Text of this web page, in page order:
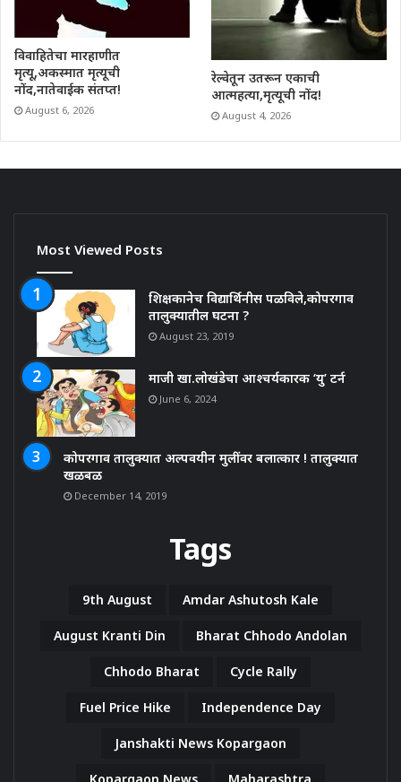
विवाहितेचा मारहाणीत
मृत्यू,अकस्मात मृत्यूची
नोंद,नातेवाईक संतप्त!
August 6, 2026
रेल्वेतून उतरून एकाची
आत्महत्या,मृत्यूची नोंद!
August 4, 2026
Most Viewed Posts
शिक्षकानेच विद्यार्थिनीस पळविले,कोपरगाव
तालुक्यातील घटना ?
August 23, 2019
माजी खा.लोखंडेचा आश्चर्यकारक ‘यु’ टर्न
June 6, 2024
कोपरगाव तालुक्यात अल्पवयीन मुलींवर बलात्कार ! तालुक्यात
खळबळ
December 14, 2019
Tags
9th August Amdar Ashutosh Kale
August Kranti Din Bharat Chhodo Andolan
Chhodo Bharat Cycle Rally
Fuel Price Hike Independence Day
Janshakti News Kopargaon
Kopargaon News Maharashtra